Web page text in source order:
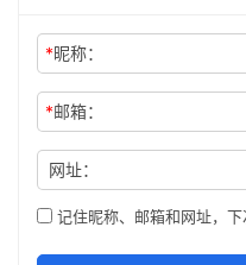
*昵称：
*邮箱：
网址：
记住昵称、邮箱和网址，下